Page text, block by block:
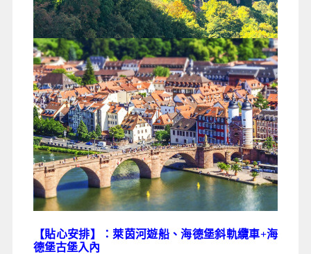
【貼心安排】：萊茵河遊船、海德堡斜軌纜車+海
德堡古堡入內